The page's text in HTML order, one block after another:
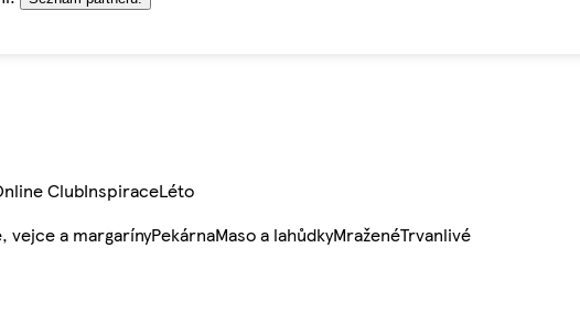
ClubInspiraceLéto
vejce a margarínyPekárnaMaso a lahůdkyMraženéTrvanlivé